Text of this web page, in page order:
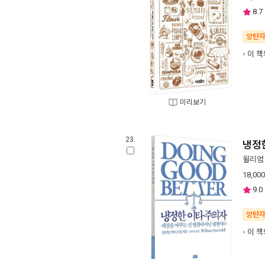
미리보기
8.7
양탄
이
23. 냉정
윌리
18,000
9.0
양탄
이